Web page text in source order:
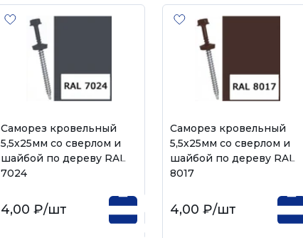
Саморез кровельный
5,5х25мм со сверлом и
шайбой по дереву RAL
7024
4,00 ₽/шт
Саморез кровельный
5,5х25мм со сверлом и
шайбой по дереву RAL
8017
4,00 ₽/шт